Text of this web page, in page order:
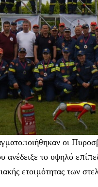
οι
το υψηλό
ετοιμότητας των